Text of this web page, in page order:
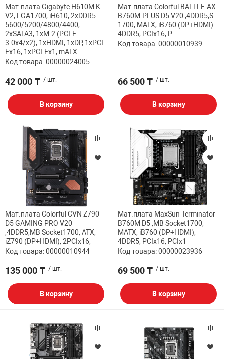
Мат.плата Gigabyte H610M K
V2, LGA1700, iH610, 2xDDR5
5600/5200/4800/4400,
2xSATA3, 1xM.2 (PCI-E
3.0x4/x2), 1xHDMI, 1xDP, 1xPCI-
Ex16, 1xPCI-Ex1, mATX
Код товара: 00000024005
42 000 ₸ / шт.
В корзину
Мат.плата Colorful BATTLE-AX
B760M-PLUS D5 V20 ,4DDR5,S-
1700, MATX, iB760 (DP+HDMI)
4DDR5, PCIx16, P
Код товара: 00000010939
66 500 ₸ / шт.
В корзину
Мат.плата Colorful CVN Z790
D5 GAMING PRO V20
,4DDR5,MB Socket1700, ATX,
iZ790 (DP+HDMI), 2PCIx16,
Код товара: 00000010944
135 000 ₸ / шт.
В корзину
Мат.плата MaxSun Terminator
B760M D5 ,MB Socket1700,
MATX, iB760 (DP+HDMI),
4DDR5, PCIx16, PCIx1
Код товара: 00000023936
69 500 ₸ / шт.
В корзину